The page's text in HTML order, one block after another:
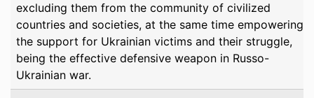
excluding them from the community of civilized
countries and societies, at the same time empowering
the support for Ukrainian victims and their struggle,
being the effective defensive weapon in Russo-
Ukrainian war.